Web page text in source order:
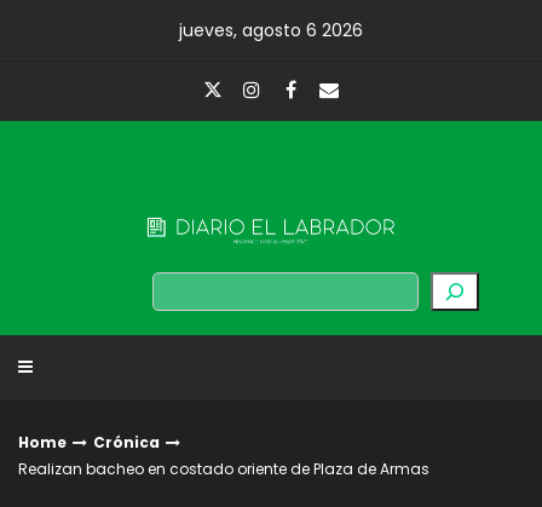
jueves, agosto 6 2026
Buscar
Home
Crónica
Realizan bacheo en costado oriente de Plaza de Armas